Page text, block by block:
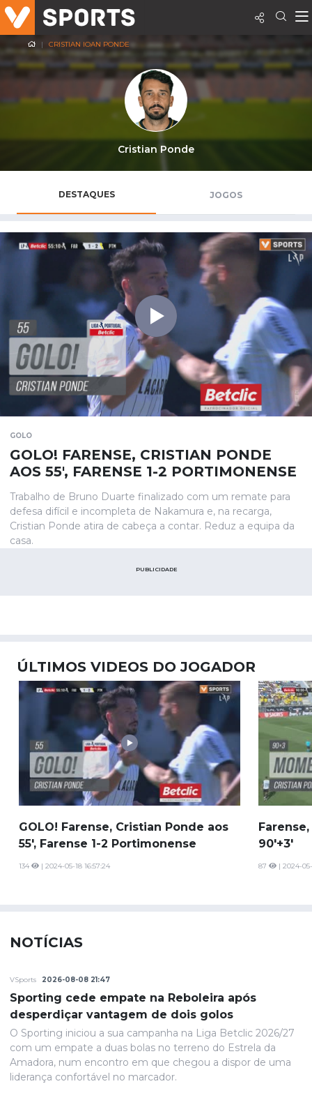
CRISTIAN IOAN PONDE
Cristian Ponde
DESTAQUES JOGOS
GOLO
GOLO! FARENSE, CRISTIAN PONDE
AOS 55', FARENSE 1-2 PORTIMONENSE
Trabalho de Bruno Duarte finalizado com um remate para
defesa difícil e incompleta de Nakamura e, na recarga,
Cristian Ponde atira de cabeça a contar. Reduz a equipa da
casa.
PUBLICIDADE
ÚLTIMOS VIDEOS DO JOGADOR
GOLO! Farense, Cristian Ponde aos
55', Farense 1-2 Portimonense
134 | 2024-05-18 16:57:24
90'+3'
87 | 2024-
NOTÍCIAS
VSports 2026-08-08 21:47
Sporting cede empate na Reboleira após
desperdiçar vantagem de dois golos
O Sporting iniciou a sua campanha na Liga Betclic 2026/27
com um empate a duas bolas no terreno do Estrela da
Amadora, num encontro em que chegou a dispor de uma
liderança confortável no marcador.